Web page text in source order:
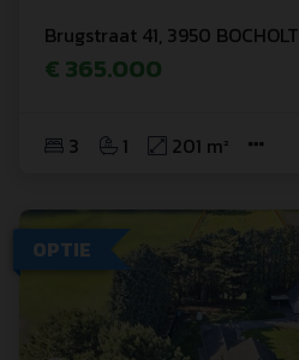
Brugstraat 41, 3950 BOCHOLT
€ 365.000
3 1 201 m²
OPTIE